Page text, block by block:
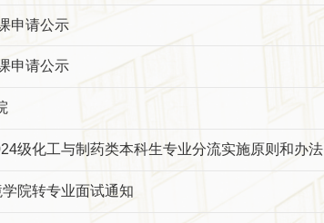
申请公示
申请公示
级化工与制药类本科生专业分流实施原则和办法
院转专业面试通知